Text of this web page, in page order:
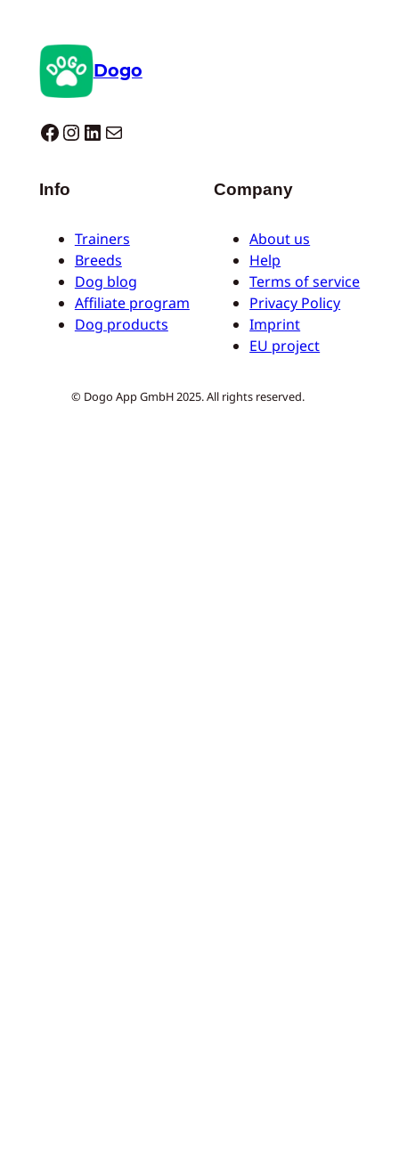
Dogo
Dogo facebook InstagramLinkedIn E-mail
Info
Trainers
Breeds
Dog blog
Affiliate program
Dog products
Company
About us
Help
Terms of service
Privacy Policy
Imprint
EU project
© Dogo App GmbH 2025. All rights reserved.